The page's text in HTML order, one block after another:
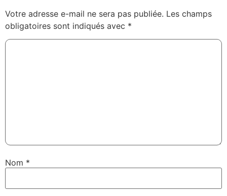
Votre adresse e-mail ne sera pas publiée. Les champs
obligatoires sont indiqués avec *
Nom *